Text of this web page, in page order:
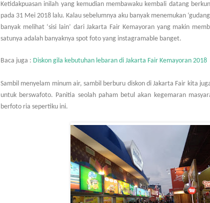
Ketidakpuasan inilah yang kemudian membawaku kembali datang
pada 31 Mei 2018 lalu. Kalau sebelumnya aku banyak menemukan
banyak melihat ‘sisi lain’ dari Jakarta Fair Kemayoran yang makin
satunya adalah banyaknya spot foto yang instagramable banget.
Baca juga : Diskon gila kebutuhan lebaran di Jakarta Fair Kemayoran 2018
Sambil menyelam minum air, sambil berburu diskon di Jakarta Fair kita
untuk berswafoto. Panitia seolah paham betul akan kegemaran
berfoto ria sepertiku ini.